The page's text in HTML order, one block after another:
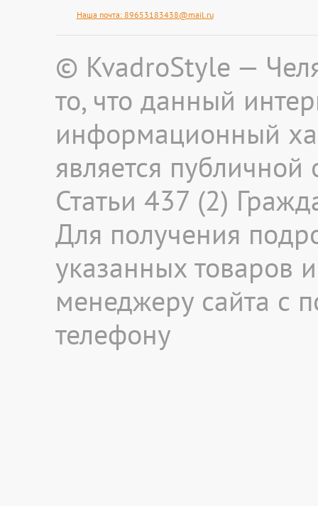
Наша почта: 89653183438@mail.ru
© KvadroStyle —
то, что данный
информационный
является
Статьи 437 (2)
Для получения
указанных товаров
менеджеру сайта с
телефону